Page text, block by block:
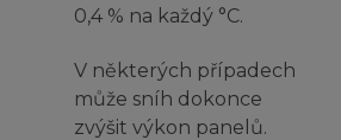
0,4 % na každý °C.
V některých případech
může sníh dokonce
zvýšit výkon panelů.